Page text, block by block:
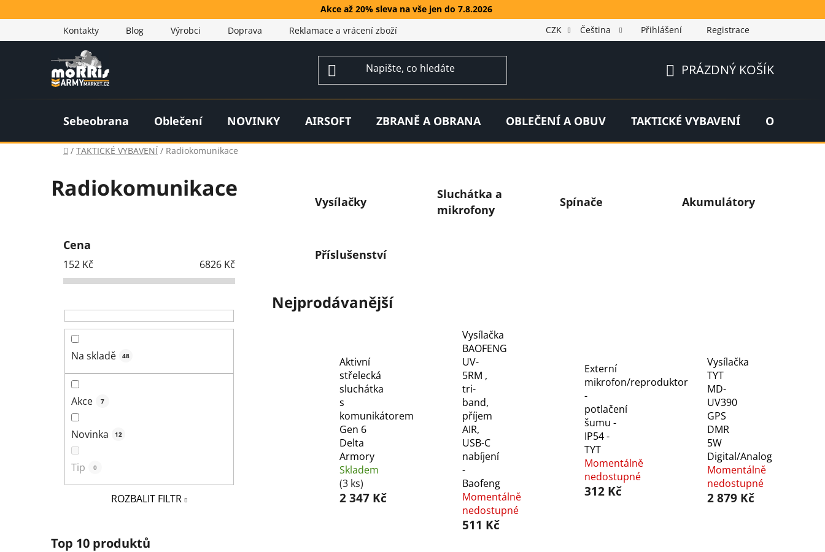
na
Akce až 20% sleva na vše jen do 7.8.2026
Kontakty
Blog Výrobci Doprava Reklamace a vrácení zboží CZK Čeština Přihlášení Registrace
KOŠÍK
PRÁZDNÝ KOŠÍK
Sebeobrana Oblečení NOVINKY AIRSOFT ZBRANĚ A OBRANA OBLEČENÍ A OBUV TAKTICKÉ VYBAVENÍ OUTDOOR
Domů
/ TAKTICKÉ VYBAVENÍ / Radiokomunikace
Radiokomunikace
Cena
152 Kč 6826 Kč
Na skladě 48
Akce 7
Novinka 12
Tip 0
ROZBALIT FILTR
Top 10 produktů
Vysílačky
Sluchátka a
mikrofony
Spínače Akumulátory
Příslušenství
Nejprodávanější
Aktivní
střelecká
sluchátka
s
komunikátorem
Gen 6
Delta
Armory
Skladem
(3 ks)
2 347 Kč
Vysílačka
BAOFENG
UV-
5RM ,
tri-
band,
příjem
AIR,
USB-C
nabíjení
-
Baofeng
Momentálně
nedostupné
511 Kč
Externí
mikrofon/reproduktor
-
potlačení
šumu -
IP54 -
TYT
Momentálně
nedostupné
312 Kč
Vysílačka
TYT
MD-
UV390
GPS
DMR
5W
Digital/Analog
Momentálně
nedostupné
2 879 Kč